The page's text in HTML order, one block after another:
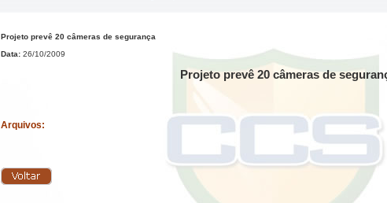
Projeto prevê 20 câmeras de segurança
Data: 26/10/2009
Projeto prevê 20 câmeras de
Arquivos: